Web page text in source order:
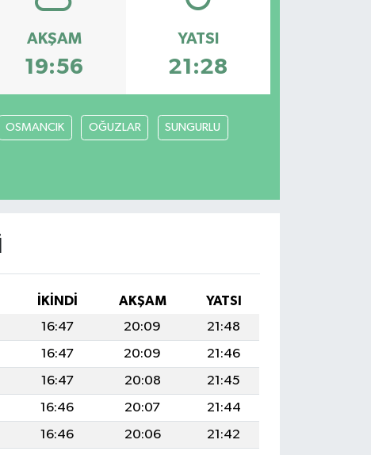
AKŞAM
19:56
YATSI
21:28
OSMANCIK OĞUZLAR SUNGURLU
İKINDI AKŞAM
YATSI
16:47 20:09
21:48
16:47 20:09
21:46
16:47 20:08
21:45
16:46 20:07
21:44
16:46 20:06
21:42